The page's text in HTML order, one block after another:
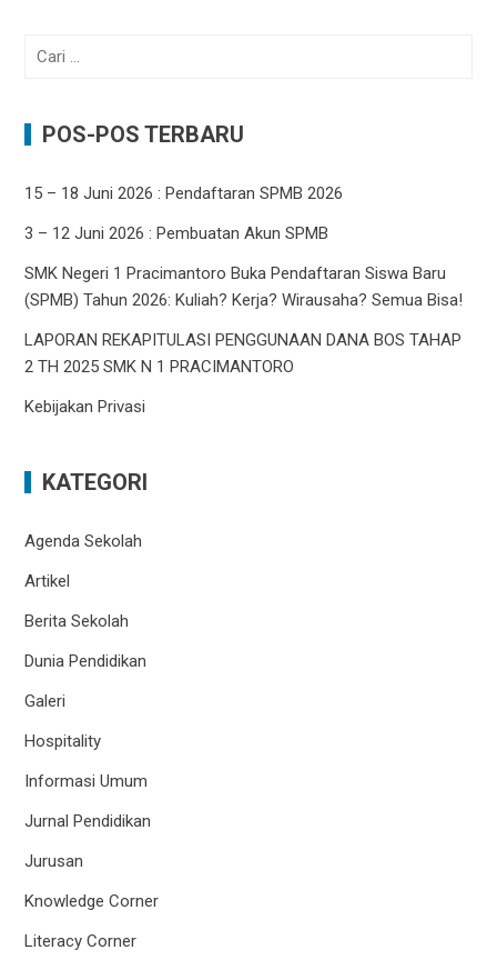
Cari
POS-POS TERBARU
15 – 18 Juni 2026 : Pendaftaran SPMB 2026
3 – 12 Juni 2026 : Pembuatan Akun SPMB
SMK Negeri 1 Pracimantoro Buka Pendaftaran Siswa Baru
(SPMB) Tahun 2026: Kuliah? Kerja? Wirausaha? Semua Bisa!
LAPORAN REKAPITULASI PENGGUNAAN DANA BOS TAHAP
2 TH 2025 SMK N 1 PRACIMANTORO
Kebijakan Privasi
KATEGORI
Agenda Sekolah
Artikel
Berita Sekolah
Dunia Pendidikan
Galeri
Hospitality
Informasi Umum
Jurnal Pendidikan
Jurusan
Knowledge Corner
Literacy Corner